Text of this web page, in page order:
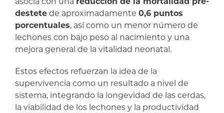
destete de aproximadamente 0,6 puntos
porcentuales, así como un menor número de
lechones con bajo peso al nacimiento y una
mejora general de la vitalidad neonatal.
Estos efectos refuerzan la idea de la
supervivencia como un resultado a nivel de
sistema, integrando la longevidad de las cerdas,
la viabilidad de los lechones y la productividad